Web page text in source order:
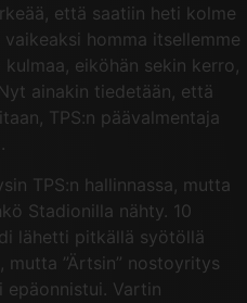
että saatiin heti kolme
homma itsellemme
eiköhän sekin kerro,
ainakin tiedetään, että
TPS:n päävalmentaja
TPS:n hallinnassa, mutta
Stadionilla nähty. 10
lähetti pitkällä syötöllä
mutta ”Ärtsin” nostoyritys
epäonnistui. Vartin